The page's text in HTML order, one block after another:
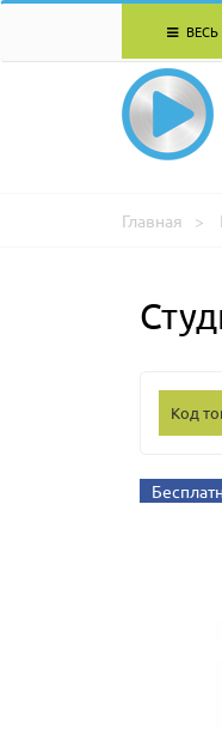
Главная
Код